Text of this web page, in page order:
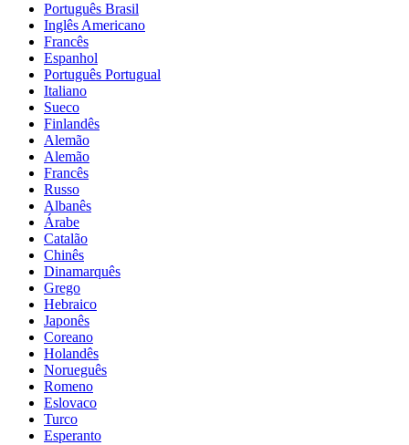
Português Brasil
Inglês Americano
Francês
Espanhol
Português Portugual
Italiano
Sueco
Finlandês
Alemão
Alemão
Francês
Russo
Albanês
Árabe
Catalão
Chinês
Dinamarquês
Grego
Hebraico
Japonês
Coreano
Holandês
Norueguês
Romeno
Eslovaco
Turco
Esperanto